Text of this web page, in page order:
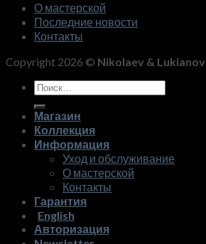
О мастерской
Последние новости
Контакты
Copyright 2026 © Nikolaev &
Искать:
Магазин
Коллекция
Информация
Уход и обслуживание
О мастерской
Контакты
Гарантия
English
Авторизация